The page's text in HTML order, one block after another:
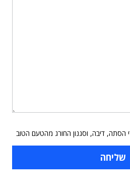
הסתה, דיבה, וסגנון החורג מהטעם הטוב